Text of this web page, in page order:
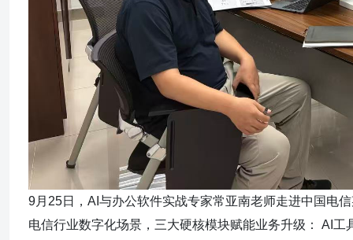
9月25日，AI与办公软件实战专家常亚南老师走进中国电
电信行业数字化场景，三大硬核模块赋能业务升级： AI